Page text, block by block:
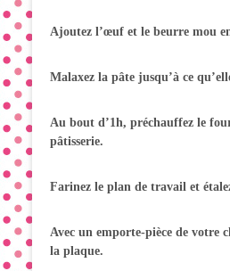
Ajoutez l’œuf et le beurre mou
Malaxez la pâte jusqu’à ce
Au bout d’1h, préchauffez le
pâtisserie.
Farinez le plan de travail et
Avec un emporte-pièce de votre
la plaque.